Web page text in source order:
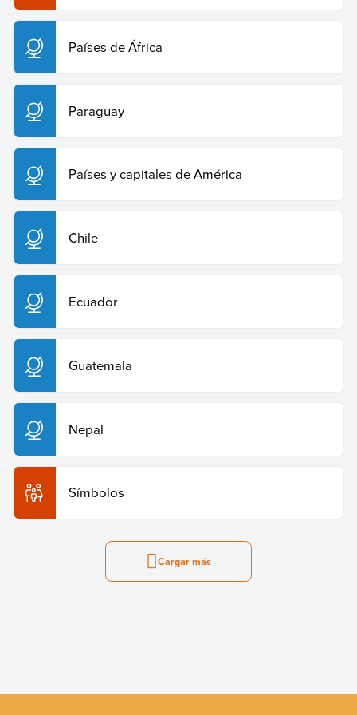
Países de África
Paraguay
Países y capitales de América
Chile
Ecuador
Guatemala
Nepal
Símbolos
Cargar más